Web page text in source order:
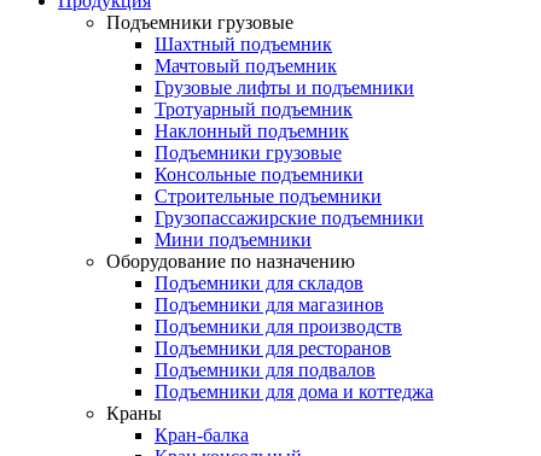
Подъемники грузовые
Шахтный подъемник
Мачтовый подъемник
Грузовые лифты и подъемники
Тротуарный подъемник
Наклонный подъемник
Подъемники грузовые
Консольные подъемники
Строительные подъемники
Грузопассажирские подъемники
Мини подъемники
Оборудование по назначению
Подъемники для складов
Подъемники для магазинов
Подъемники для производств
Подъемники для ресторанов
Подъемники для подвалов
Подъемники для дома и коттеджа
Краны
Кран-балка